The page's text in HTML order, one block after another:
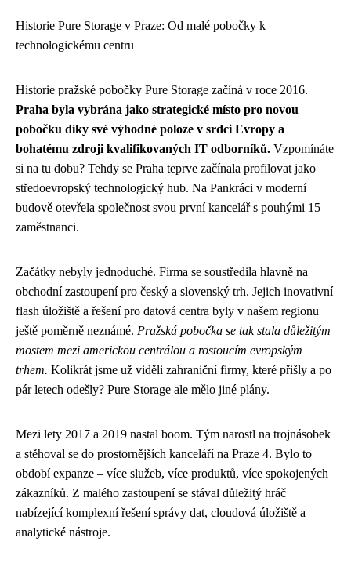
Historie Pure Storage v Praze: Od malé pobočky k
technologickému centru
Historie pražské pobočky Pure Storage začíná v roce 2016.
Praha byla vybrána jako strategické místo pro novou
pobočku díky své výhodné poloze v srdci Evropy a
bohatému zdroji kvalifikovaných IT odborníků. Vzpomínáte
si na tu dobu? Tehdy se Praha teprve začínala profilovat jako
středoevropský technologický hub. Na Pankráci v moderní
budově otevřela společnost svou první kancelář s pouhými 15
zaměstnanci.
Začátky nebyly jednoduché. Firma se soustředila hlavně na
obchodní zastoupení pro český a slovenský trh. Jejich inovativní
flash úložiště a řešení pro datová centra byly v našem regionu
ještě poměrně neznámé. Pražská pobočka se tak stala důležitým
mostem mezi americkou centrálou a rostoucím evropským
trhem. Kolikrát jsme už viděli zahraniční firmy, které přišly a po
pár letech odešly? Pure Storage ale mělo jiné plány.
Mezi lety 2017 a 2019 nastal boom. Tým narostl na trojnásobek
a stěhoval se do prostornějších kanceláří na Praze 4. Bylo to
období expanze – více služeb, více produktů, více spokojených
zákazníků. Z malého zastoupení se stával důležitý hráč
nabízející komplexní řešení správy dat, cloudová úložiště a
analytické nástroje.